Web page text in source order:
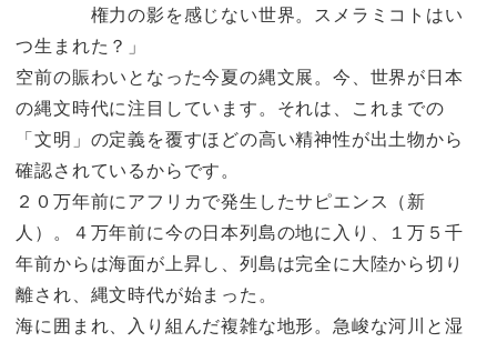
権力の影を感じない世界。スメラミコトはい
つ生まれた？」
空前の賑わいとなった今夏の縄文展。今、世界が日本
の縄文時代に注目しています。それは、これまでの
「文明」の定義を覆すほどの高い精神性が出土物から
確認されているからです。
２０万年前にアフリカで発生したサピエンス（新
人）。４万年前に今の日本列島の地に入り、１万５千
年前からは海面が上昇し、列島は完全に大陸から切り
離され、縄文時代が始まった。
海に囲まれ、入り組んだ複雑な地形。急峻な河川と湿